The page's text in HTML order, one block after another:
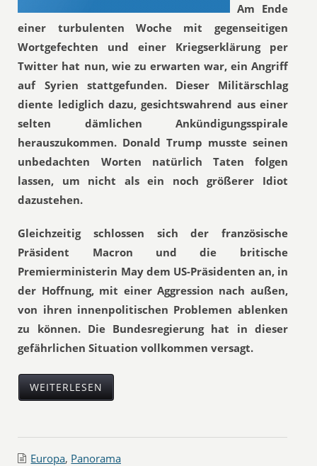
Am Ende
einer turbulenten Woche mit gegenseitigen
Wortgefechten und einer Kriegserklärung per
Twitter hat nun, wie zu erwarten war, ein Angriff
auf Syrien stattgefunden. Dieser Militärschlag
diente lediglich dazu, gesichtswahrend aus einer
selten dämlichen Ankündigungsspirale
herauszukommen. Donald Trump musste seinen
unbedachten Worten natürlich Taten folgen
lassen, um nicht als ein noch größerer Idiot
dazustehen.
Gleichzeitig schlossen sich der französische
Präsident Macron und die britische
Premierministerin May dem US-Präsidenten an, in
der Hoffnung, mit einer Aggression nach außen,
von ihren innenpolitischen Problemen ablenken
zu können. Die Bundesregierung hat in dieser
gefährlichen Situation vollkommen versagt.
WEITERLESEN
Europa, Panorama